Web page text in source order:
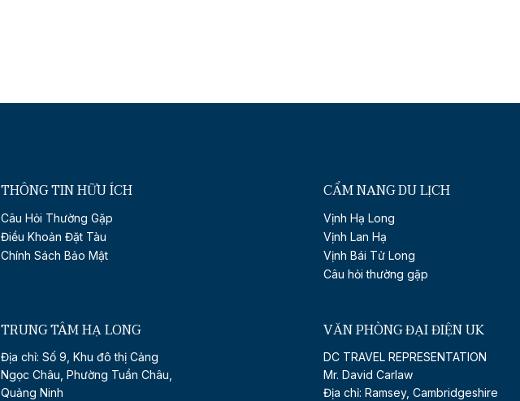
THÔNG TIN HỮU ÍCH
Câu Hỏi Thường Gặp
Điều Khoản Đặt Tàu
Chính Sách Bảo Mật
CẨM NANG DU LỊCH
Vịnh Hạ Long
Vịnh Lan Hạ
Vịnh Bái Tử Long
Câu hỏi thường gặp
TRUNG TÂM HẠ LONG
Địa chỉ: Số 9, Khu đô thị Cảng
Ngọc Châu, Phường Tuần Châu,
Quảng Ninh
VĂN PHÒNG ĐẠI ĐIỆN UK
DC TRAVEL REPRESENTATION
Mr. David Carlaw
Địa chỉ: Ramsey, Cambridgeshire